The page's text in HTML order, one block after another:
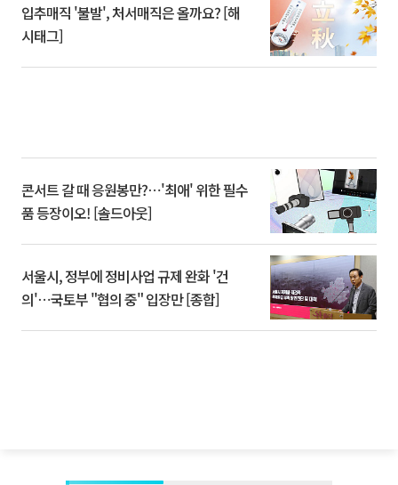
입추매직 '불발', 처서매직은 올까요? [해
시태그]
콘서트 갈 때 응원봉만?⋯'최애' 위한 필수
품 등장이오! [솔드아웃]
서울시, 정부에 정비사업 규제 완화 '건
의'⋯국토부 "협의 중" 입장만 [종합]